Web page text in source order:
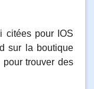
citées pour IOS
sur la boutique
trouver des